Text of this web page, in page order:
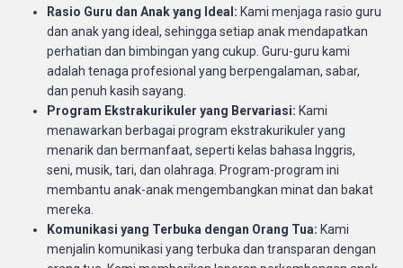
Rasio Guru dan Anak yang Ideal: Kami menjaga rasio guru
dan anak yang ideal, sehingga setiap anak mendapatkan
perhatian dan bimbingan yang cukup. Guru-guru kami
adalah tenaga profesional yang berpengalaman, sabar,
dan penuh kasih sayang.
Program Ekstrakurikuler yang Bervariasi: Kami
menawarkan berbagai program ekstrakurikuler yang
menarik dan bermanfaat, seperti kelas bahasa Inggris,
seni, musik, tari, dan olahraga. Program-program ini
membantu anak-anak mengembangkan minat dan bakat
mereka.
Komunikasi yang Terbuka dengan Orang Tua: Kami
menjalin komunikasi yang terbuka dan transparan dengan